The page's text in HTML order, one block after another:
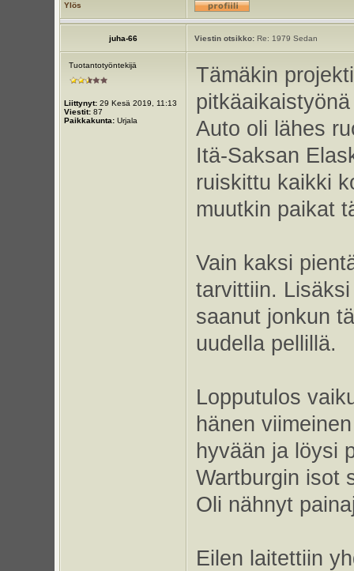
Ylös
juha-66 Viestin otsikko:Re: 1979 Sedan
Tuotantotyöntekijä
Liittynyt:29 Kesä 2019, 11:13
Viestit:87
Paikkakunta:Urjala
Tämäkin
Auto oli lähes
Itä-Saksan
ruiskittu kaikki
muutkin paikat
Vain kaksi
tarvittiin.
saanut jonkun
uudella pellillä.
Lopputulos
hänen
hyvään ja löysi
Wartburgin isot
Oli nähnyt
Eilen laitettiin